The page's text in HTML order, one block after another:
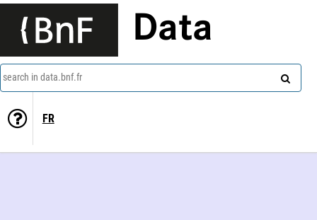
Data
search in data.bnf.fr
FR